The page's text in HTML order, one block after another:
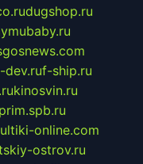
dugshop.ru
dev.ruf-ship.ru
kinosvin.ru
online.com
ostrov.ru